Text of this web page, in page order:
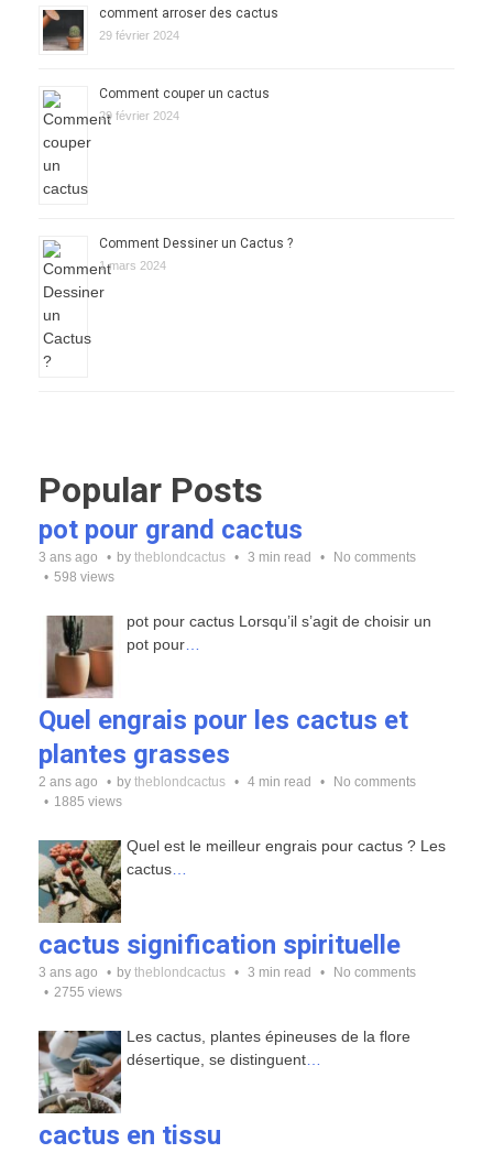
comment arroser des cactus
29 février 2024
Comment couper un cactus
29 février 2024
Comment Dessiner un Cactus ?
1 mars 2024
Popular Posts
pot pour grand cactus
3 ans ago by theblondcactus 3 min read
No comments
598 views
pot pour cactus Lorsqu’il s’agit de choisir un
pot pour…
Quel engrais pour les cactus et
plantes grasses
2 ans ago by theblondcactus 4 min read
No comments
1885 views
Quel est le meilleur engrais pour cactus ? Les
cactus…
cactus signification spirituelle
3 ans ago by theblondcactus 3 min read
No comments
2755 views
Les cactus, plantes épineuses de la flore
désertique, se distinguent…
cactus en tissu